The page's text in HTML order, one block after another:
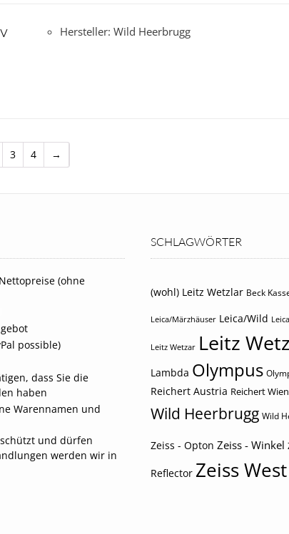
Hersteller: Wild Heerbrugg
3 4 →
(ohne
possible)
dass Sie die
haben
Warennamen und
und dürfen
werden wir in
SCHLAGWÖRTER
(wohl) Leitz Wetzlar Beck
Leica/Märzhäuser Leica/Wild
Leitz Wetzar Leitz
Lambda Olympus
Reichert Austria Reichert Wien
Wild Heerbrugg Wild
Zeiss - Opton Zeiss - Winkel
Reflector Zeiss West